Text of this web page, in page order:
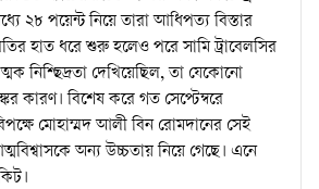
২৮ পয়েন্ট নিয়ে তারা আধিপত্য বিস্তার
হাত ধরে শুরু হলেও পরে সামি ট্রাবেলসির
নিশ্ছিদ্রতা দেখিয়েছিল, তা যেকোনো
কারণ। বিশেষ করে গত সেপ্টেম্বরে
মোহাম্মদ আলী বিন রোমদানের সেই
অন্য উচ্চতায় নিয়ে গেছে। এনে